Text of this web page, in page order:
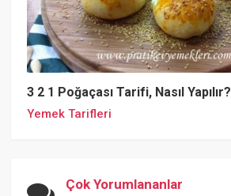
3 2 1 Poğaçası Tarifi, Nasıl Yapılır?
Yemek Tarifleri
Çok Yorumlananlar